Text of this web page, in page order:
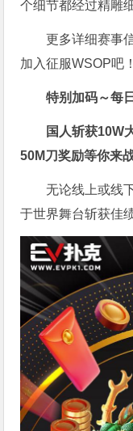
个细节都经过精雕
更多详细赛事
加入征服WSOP吧！
特别加码～每
国人斩获10W
50M刀奖励等你来
无论线上或线
于世界舞台斩获佳